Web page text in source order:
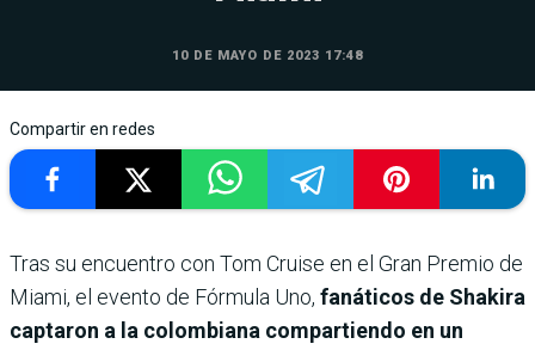
10 DE MAYO DE 2023 17:48
Compartir en redes
Tras su encuentro con Tom Cruise en el Gran Premio de
Miami, el evento de Fórmula Uno, fanáticos de Shakira
captaron a la colombiana compartiendo en un